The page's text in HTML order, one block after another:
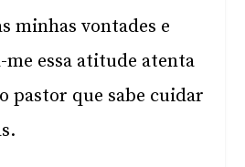
minhas vontades e
me essa atitude atenta
pastor que sabe cuidar